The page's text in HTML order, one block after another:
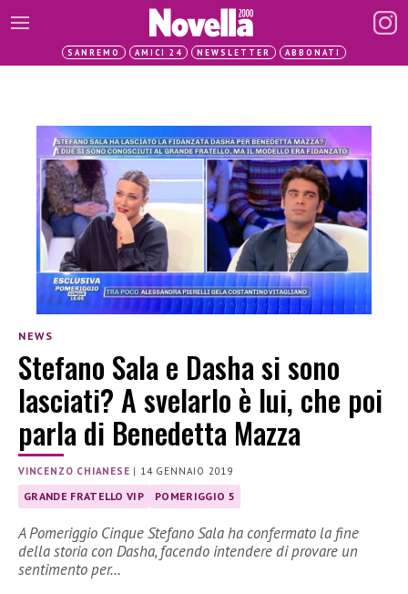
SANREMO AMICI 24 NEWSLETTER ABBONATI
NEWS
Stefano Sala e Dasha si sono
lasciati? A svelarlo è lui, che poi
parla di Benedetta Mazza
VINCENZO CHIANESE | 14 GENNAIO 2019
GRANDE FRATELLO VIP POMERIGGIO 5
A Pomeriggio Cinque Stefano Sala ha confermato la fine
della storia con Dasha, facendo intendere di provare un
sentimento per…